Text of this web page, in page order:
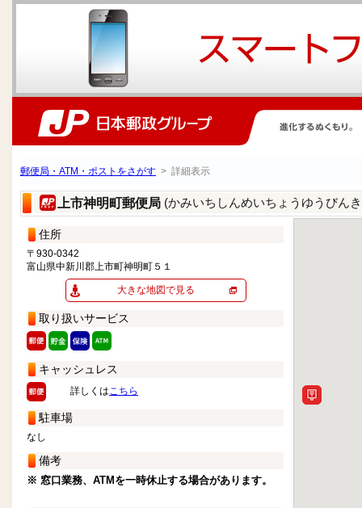
郵便局・ATM・ポストをさがす > 詳細表示
上市神明町郵便局 (かみいちしんめいちょうゆうびん
住所
〒930-0342
富山県中新川郡上市町神明町５１
大きな地図で見る
取り扱いサービス
キャッシュレス
詳しくはこちら
駐車場
なし
備考
※ 窓口業務、ATMを一時休止する場合があります。